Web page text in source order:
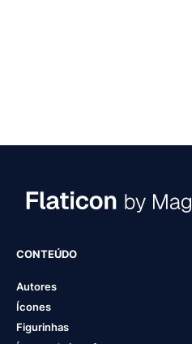
CONTEÚDO
Autores
Ícones
Figurinhas